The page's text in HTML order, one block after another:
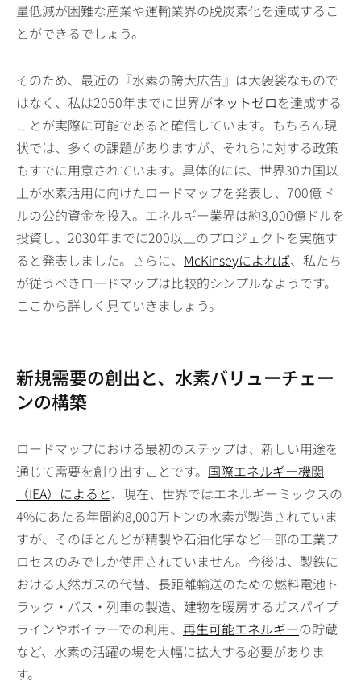
量低減が困難な産業や運輸業界の脱炭素化を達成するこ
とができるでしょう。
そのため、最近の『水素の誇大広告』は大袈裟なもので
はなく、私は2050年までに世界がネットゼロを達成する
ことが実際に可能であると確信しています。もちろん現
状では、多くの課題がありますが、それらに対する政策
もすでに用意されています。具体的には、世界30カ国以
上が水素活用に向けたロードマップを発表し、700億ド
ルの公的資金を投入。エネルギー業界は約3,000億ドルを
投資し、2030年までに200以上のプロジェクトを実施す
ると発表しました。さらに、 McKinseyによれば、私たち
が従うべきロードマップは比較的シンプルなようです。
ここから詳しく見ていきましょう。
新規需要の創出と、水素バリューチェー
ンの構築
ロードマップにおける最初のステップは、新しい用途を
通じて需要を創り出すことです。 国際エネルギー機関
（IEA）によると、現在、世界ではエネルギーミックスの
4%にあたる年間約8,000万トンの水素が製造されていま
すが、そのほとんどが精製や石油化学など一部の工業プ
ロセスのみでしか使用されていません。今後は、製鉄に
おける天然ガスの代替、長距離輸送のための燃料電池ト
ラック・バス・列車の製造、建物を暖房するガスパイプ
ラインやボイラーでの利用、 再生可能エネルギーの貯蔵
など、水素の活躍の場を大幅に拡大する必要がありま
す。